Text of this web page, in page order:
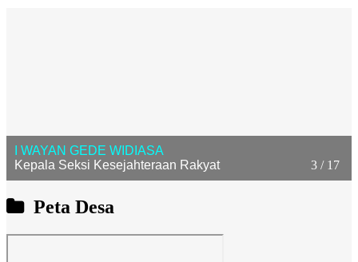
3 / 17
I WAYAN GEDE WIDIASA
Kepala Seksi Kesejahteraan Rakyat
Peta Desa